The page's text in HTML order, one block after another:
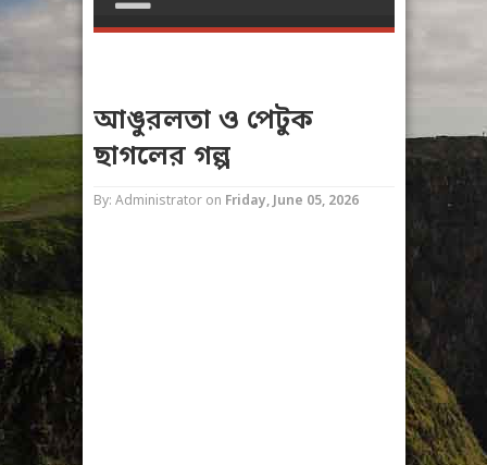
আঙুরলতা ও পেটুক
ছাগলের গল্প
By: Administrator on Friday, June 05, 2026